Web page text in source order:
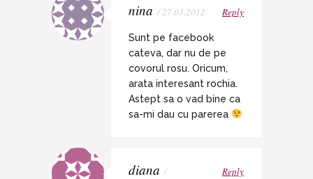
nina / 27.03.2012 Reply
Sunt pe facebook
cateva, dar nu de pe
covorul rosu. Oricum,
arata interesant rochia.
Astept sa o vad bine ca
sa-mi dau cu parerea
diana /
Reply